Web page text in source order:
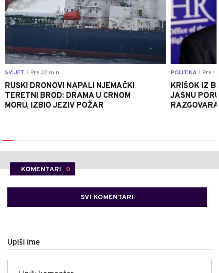
SVIJET Pre 32 min
RUSKI DRONOVI NAPALI NJEMAČKI
TERETNI BROD: DRAMA U CRNOM
MORU, IZBIO JEZIV POŽAR
POLITIKA Pre 1 h
KRIŠOK IZ
JASNU
KOMENTARI 0
SVI KOMENTARI
Upiši ime